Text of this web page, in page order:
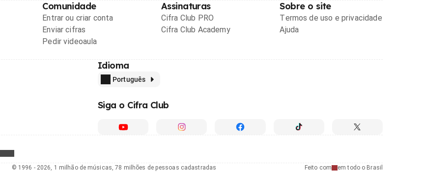
Comunidade
Entrar ou criar conta
Enviar cifras
Pedir videoaula
Assinaturas
Cifra Club PRO
Cifra Club Academy
Sobre o site
Termos de uso e privacidade
Ajuda
Idioma
Português
Siga o Cifra Club
Feito com em todo o Brasil
© 1996 - 2026, 1 milhão de músicas, 78 milhões de pessoas cadastradas